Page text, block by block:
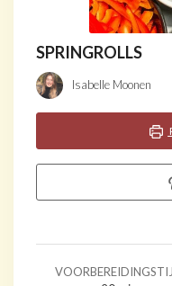
SPRINGROLLS
Isabelle Moonen